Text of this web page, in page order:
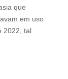
que
em uso
2022, tal